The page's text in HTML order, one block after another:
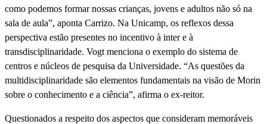
como podemos formar nossas crianças, jovens e adultos não só na
sala de aula”, aponta Carrizo. Na Unicamp, os reflexos dessa
perspectiva estão presentes no incentivo à inter e à
transdisciplinaridade. Vogt menciona o exemplo do sistema de
centros e núcleos de pesquisa da Universidade. “As questões da
multidisciplinaridade são elementos fundamentais na visão de Morin
sobre o conhecimento e a ciência”, afirma o ex-reitor.
Questionados a respeito dos aspectos que consideram memoráveis